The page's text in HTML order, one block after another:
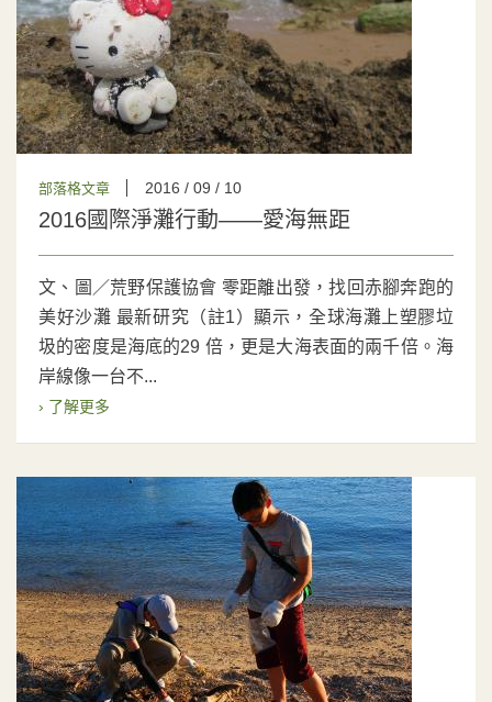
部落格文章 2016 / 09 / 10
2016國際淨灘行動——愛海無距
文、圖／荒野保護協會 零距離出發，找回赤腳奔跑的
美好沙灘 最新研究（註1）顯示，全球海灘上塑膠垃
圾的密度是海底的29 倍，更是大海表面的兩千倍。海
岸線像一台不...
› 了解更多